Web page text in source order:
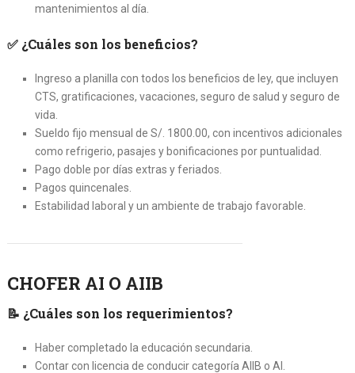
mantenimientos al día.
✅ ¿Cuáles son los beneficios?
Ingreso a planilla con todos los beneficios de ley, que incluyen
CTS, gratificaciones, vacaciones, seguro de salud y seguro de
vida.
Sueldo fijo mensual de S/. 1800.00, con incentivos adicionales
como refrigerio, pasajes y bonificaciones por puntualidad.
Pago doble por días extras y feriados.
Pagos quincenales.
Estabilidad laboral y un ambiente de trabajo favorable.
CHOFER AI O AIIB
📝 ¿Cuáles son los requerimientos?
Haber completado la educación secundaria.
Contar con licencia de conducir categoría AIIB o AI.